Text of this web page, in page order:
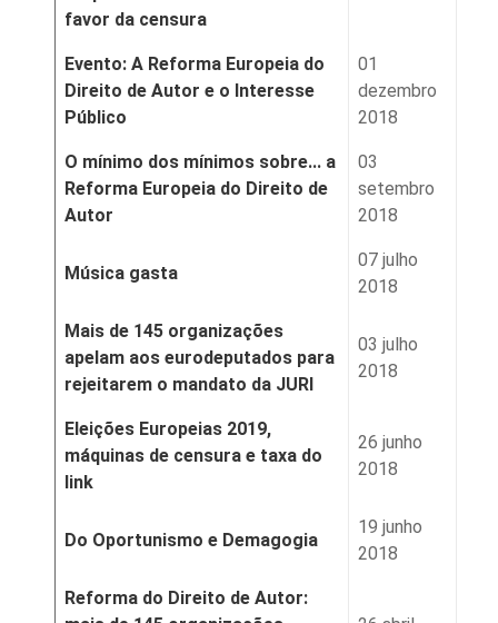
favor da censura
Evento: A Reforma Europeia do
Direito de Autor e o Interesse
Público
01
dezembro
2018
O mínimo dos mínimos sobre... a
Reforma Europeia do Direito de
Autor
03
setembro
2018
Música gasta
07 julho
2018
Mais de 145 organizações
apelam aos eurodeputados para
rejeitarem o mandato da JURI
03 julho
2018
Eleições Europeias 2019,
máquinas de censura e taxa do
link
26 junho
2018
Do Oportunismo e Demagogia
19 junho
2018
Reforma do Direito de Autor: